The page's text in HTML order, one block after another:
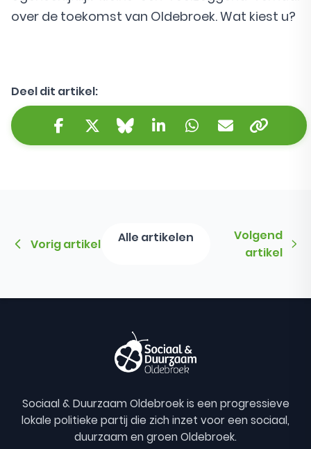
over de toekomst van Oldebroek. Wat kiest u?
Deel dit artikel:
Facebook
Twitter/X
BlueskyLinkedInWhatsApp
E-mail
Vorig artikel Alle artikelen
Volgend
artikel
Sociaal & Duurzaam Oldebroek is een progressieve
lokale politieke partij die zich inzet voor een sociaal,
duurzaam en groen Oldebroek.